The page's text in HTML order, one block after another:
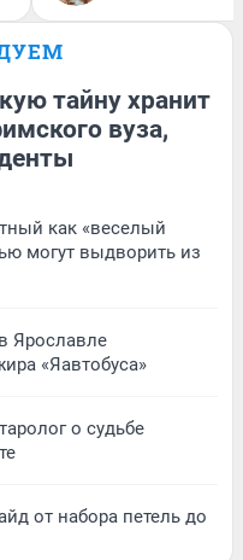
тайну хранит
вуза,
как «веселый
могут выдворить из
Ярославле
«Яавтобуса»
о судьбе
от набора петель до